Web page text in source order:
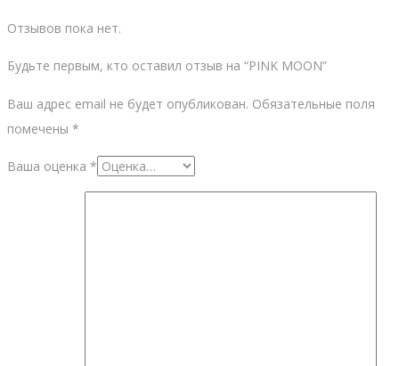
Отзывов пока нет.
Будьте первым, кто оставил отзыв на “PINK MOON”
Ваш адрес email не будет опубликован. Обязательные поля
помечены *
Ваша оценка *